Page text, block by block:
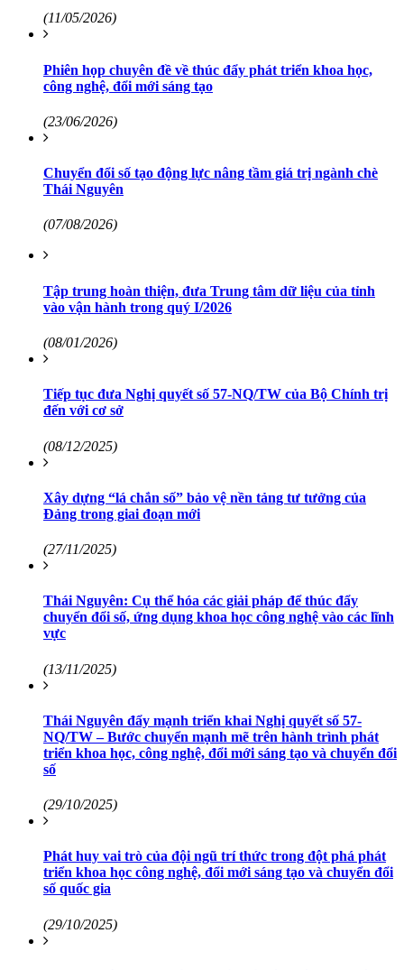
(11/05/2026)
Phiên họp chuyên đề về thúc đẩy phát triển khoa học,
công nghệ, đổi mới sáng tạo
(23/06/2026)
Chuyển đổi số tạo động lực nâng tầm giá trị ngành chè
Thái Nguyên
(07/08/2026)
Tập trung hoàn thiện, đưa Trung tâm dữ liệu của tỉnh
vào vận hành trong quý I/2026
(08/01/2026)
Tiếp tục đưa Nghị quyết số 57-NQ/TW của Bộ Chính trị
đến với cơ sở
(08/12/2025)
Xây dựng “lá chắn số” bảo vệ nền tảng tư tưởng của
Đảng trong giai đoạn mới
(27/11/2025)
Thái Nguyên: Cụ thể hóa các giải pháp để thúc đẩy
chuyển đổi số, ứng dụng khoa học công nghệ vào các lĩnh
vực
(13/11/2025)
Thái Nguyên đẩy mạnh triển khai Nghị quyết số 57-
NQ/TW – Bước chuyển mạnh mẽ trên hành trình phát
triển khoa học, công nghệ, đổi mới sáng tạo và chuyển đổi
số
(29/10/2025)
Phát huy vai trò của đội ngũ trí thức trong đột phá phát
triển khoa học công nghệ, đổi mới sáng tạo và chuyển đổi
số quốc gia
(29/10/2025)